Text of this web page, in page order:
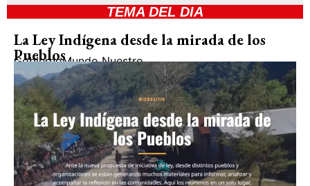
TEMA DEL DIA
La Ley Indígena desde la mirada de los
Pueblos
GobiernoMundo Nuestro